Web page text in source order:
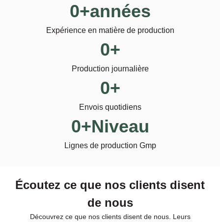
Expérience en matière de production
0+années
Production journalière
0+
Envois quotidiens
0+
Lignes de production Gmp
0+Niveau
Écoutez ce que nos clients disent
de nous
Découvrez ce que nos clients disent de nous. Leurs